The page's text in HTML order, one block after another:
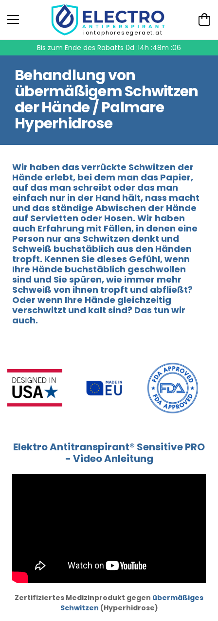
iontophoresegeraet.at
Bis zum Ende des Rabatts 0d :14h :48m :06
Behandlung von
übermäßigem Schwitzen
der Hände / Palmare
Hyperhidrose
Wir haben das verrückte Schwitzen der
Hände erlebt, bei dem man das Papier,
auf das man schreibt oder das man
einfach nur in der Hand hält, nass macht
und das ständige Abwischen der Hände
auf Servietten oder Hosen. Wir haben
auch Erfahrung mit Fällen, in denen eine
Person nur ans Schwitzen denkt und
Schweiß buchstäblich aus den Händen
tropft. Kennen Sie dieses Gefühl, wenn
Ihre Hände buchstäblich geschwollen
sind und Sie spüren, wie immer mehr
Schweiß von ihnen tropft und abfließt?
Oder wenn Ihre Hände gleichzeitig
verschwitzt und kalt sind? Das tun wir
auch.
Elektro Antitranspirant® Sensitive PRO
- Video Anleitung
Zertifiziertes Medizinprodukt gegen übermäßiges
Schwitzen (Hyperhidrose)